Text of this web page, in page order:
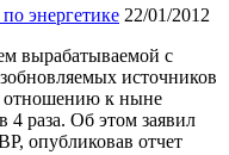
энергетике 22/01/2012
вырабатываемой с
источников
отношению к ныне
раза. Об этом заявил
опубликовав отчет